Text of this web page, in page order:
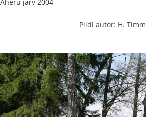
Pildi autor: H. Timm